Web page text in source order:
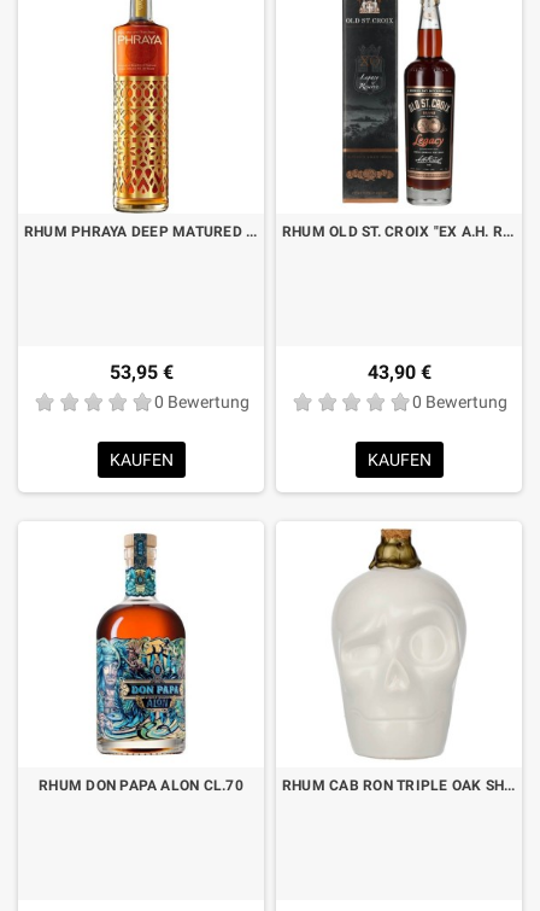
RHUM PHRAYA DEEP MATURED GOLD CL.70
53,95 €
0 Bewertung
KAUFEN
RHUM OLD ST. CROIX "EX A.H. RIISE" LEGACY CL.70 MIT KOFFER
43,90 €
0 Bewertung
KAUFEN
RHUM DON PAPA ALON CL.70 RHUM CAB RON TRIPLE OAK SHERRY CASK FINISHED CL.70